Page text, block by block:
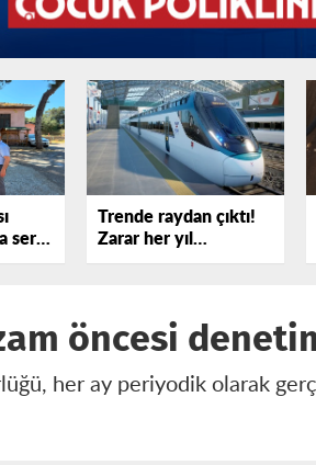
sert
Trende raydan çıktı!
Zarar her yıl
katlanıyor
öncesi
her ay periyodik olarak